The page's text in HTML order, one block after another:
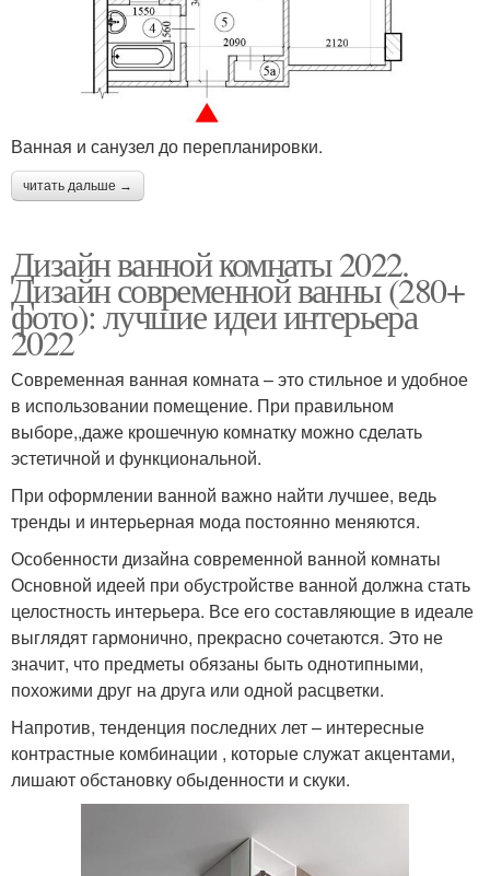
Ванная и санузел до перепланировки.
читать дальше →
Дизайн ванной комнаты 2022.
Дизайн современной ванны (280+
фото): лучшие идеи интерьера
2022
Современная ванная комната – это стильное и удобное
в использовании помещение. При правильном
выборе,,даже крошечную комнатку можно сделать
эстетичной и функциональной.
При оформлении ванной важно найти лучшее, ведь
тренды и интерьерная мода постоянно меняются.
Особенности дизайна современной ванной комнаты
Основной идеей при обустройстве ванной должна стать
целостность интерьера. Все его составляющие в идеале
выглядят гармонично, прекрасно сочетаются. Это не
значит, что предметы обязаны быть однотипными,
похожими друг на друга или одной расцветки.
Напротив, тенденция последних лет – интересные
контрастные комбинации , которые служат акцентами,
лишают обстановку обыденности и скуки.